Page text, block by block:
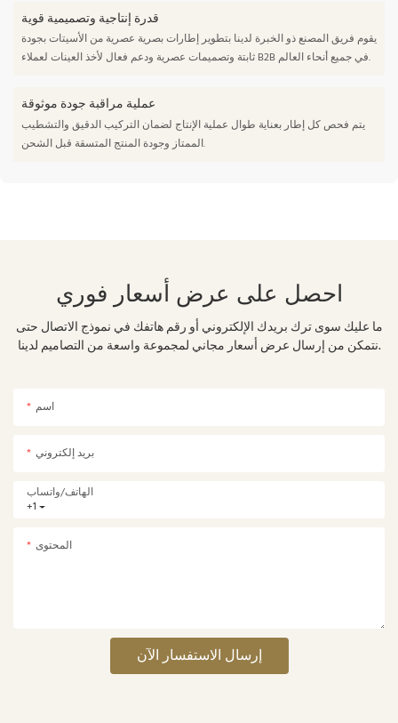
قدرة إنتاجية وتصميمية قوية
يقوم فريق المصنع ذو الخبرة لدينا بتطوير إطارات بصرية عصرية من الأسيتات بجودة
ثابتة وتصميمات عصرية ودعم فعال لأخذ العينات لعملاء B2B في جميع أنحاء العالم.
عملية مراقبة جودة موثوقة
يتم فحص كل إطار بعناية طوال عملية الإنتاج لضمان التركيب الدقيق والتشطيب
الممتاز وجودة المنتج المتسقة قبل الشحن.
احصل على عرض أسعار فوري
ما عليك سوى ترك بريدك الإلكتروني أو رقم هاتفك في نموذج الاتصال حتى
نتمكن من إرسال عرض أسعار مجاني لمجموعة واسعة من التصاميم لدينا.
اسم
بريد إلكتروني
+1
الهاتف/واتساب
المحتوى
إرسال الاستفسار الآن